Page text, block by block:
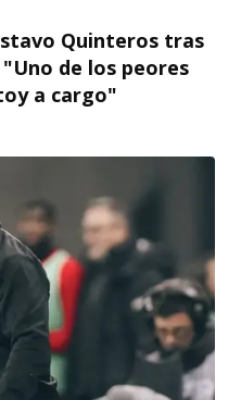
Quinteros tras
de los peores
a cargo"